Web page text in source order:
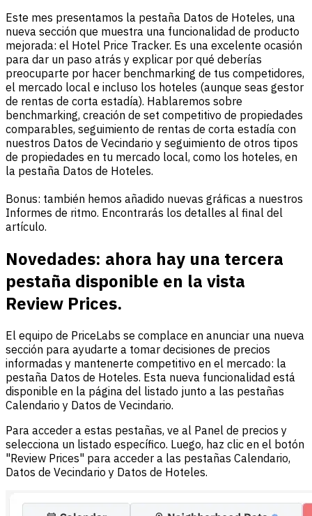
Este mes presentamos la pestaña Datos de Hoteles, una
nueva sección que muestra una funcionalidad de producto
mejorada: el Hotel Price Tracker. Es una excelente ocasión
para dar un paso atrás y explicar por qué deberías
preocuparte por hacer benchmarking de tus competidores,
el mercado local e incluso los hoteles (aunque seas gestor
de rentas de corta estadía). Hablaremos sobre
benchmarking, creación de set competitivo de propiedades
comparables, seguimiento de rentas de corta estadía con
nuestros Datos de Vecindario y seguimiento de otros tipos
de propiedades en tu mercado local, como los hoteles, en
la pestaña Datos de Hoteles.
Bonus: también hemos añadido nuevas gráficas a nuestros
Informes de ritmo. Encontrarás los detalles al final del
artículo.
Novedades: ahora hay una tercera
pestaña disponible en la vista
Review Prices.
El equipo de PriceLabs se complace en anunciar una nueva
sección para ayudarte a tomar decisiones de precios
informadas y mantenerte competitivo en el mercado: la
pestaña Datos de Hoteles. Esta nueva funcionalidad está
disponible en la página del listado junto a las pestañas
Calendario y Datos de Vecindario.
Para acceder a estas pestañas, ve al Panel de precios y
selecciona un listado específico. Luego, haz clic en el botón
"Review Prices" para acceder a las pestañas Calendario,
Datos de Vecindario y Datos de Hoteles.